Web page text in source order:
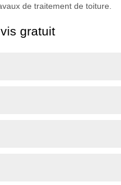
de traitement de toiture.
gratuit